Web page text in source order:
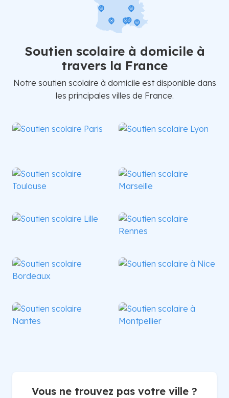
Soutien scolaire à domicile à
travers la France
Notre soutien scolaire à domicile est disponible dans
les principales villes de France.
Vous ne trouvez pas votre ville ?